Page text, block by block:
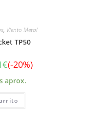
, Viento Metal
TP50
€(-20%)
aprox.